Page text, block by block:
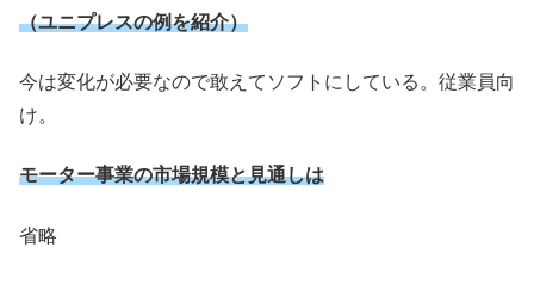
（ユニプレスの例を紹介）
今は変化が必要なので敢えてソフトにしている。従業員向
け。
モーター事業の市場規模と見通しは
省略